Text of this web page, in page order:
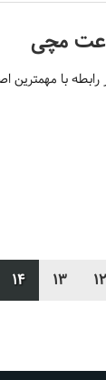
مچی
با
12
13
14